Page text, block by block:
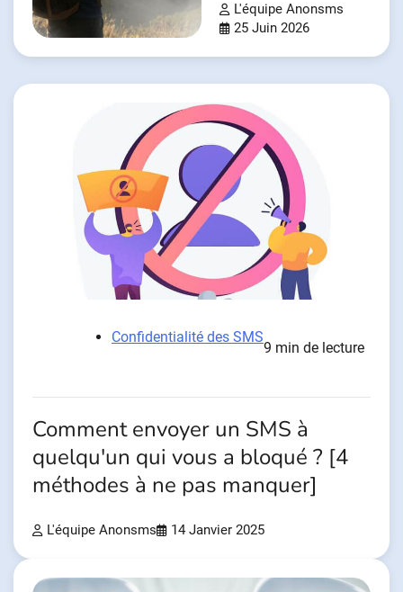
L'équipe Anonsms
25 Juin 2026
Confidentialité des SMS
9 min de lecture
Comment envoyer un SMS à
quelqu'un qui vous a bloqué ? [4
méthodes à ne pas manquer]
L'équipe Anonsms 14 Janvier 2025